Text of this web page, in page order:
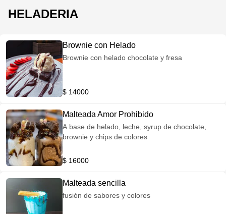
HELADERIA
Brownie con Helado
Brownie con helado chocolate y fresa
$ 14000
Malteada Amor Prohibido
A base de helado, leche, syrup de chocolate,
brownie y chips de colores
$ 16000
Malteada sencilla
fusión de sabores y colores